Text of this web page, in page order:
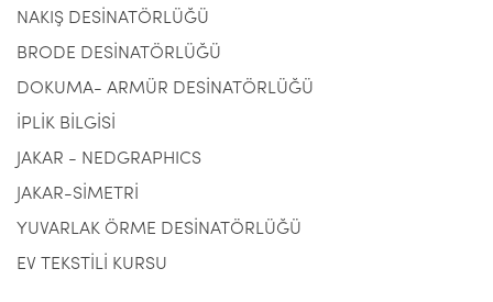
NAKIŞ DESİNATÖRLÜĞÜ
BRODE DESİNATÖRLÜĞÜ
DOKUMA- ARMÜR DESİNATÖRLÜĞÜ
İPLİK BİLGİSİ
JAKAR - NEDGRAPHICS
JAKAR-SİMETRİ
YUVARLAK ÖRME DESİNATÖRLÜĞÜ
EV TEKSTİLİ KURSU